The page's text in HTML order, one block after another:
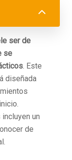
ser de
se
. Este
diseñada
un
de